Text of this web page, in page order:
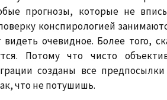
прогнозы, которые не
конспирологией
очевидное. Более того,
Потому что чисто
созданы все
что не потушишь.